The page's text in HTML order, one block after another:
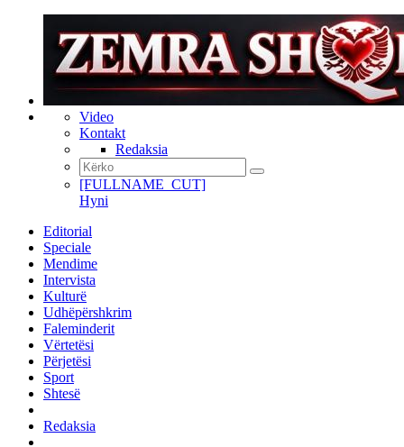
Video
Kontakt
Redaksia
[FULLNAME_CUT]
Hyni
Editorial
Speciale
Mendime
Intervista
Kulturë
Udhëpërshkrim
Faleminderit
Vërtetësi
Përjetësi
Sport
Shtesë
Redaksia